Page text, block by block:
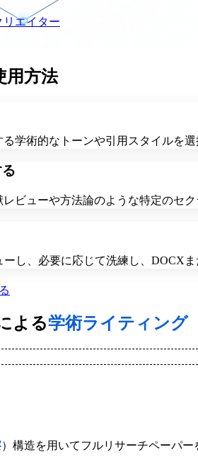
エイター
用方法
学術的なトーンや引用スタイルを選
ビューや方法論のような特定のセク
し、必要に応じて洗練し、DOCXま
よる学術ライティング
）構造を用いてフルリサーチペーパー